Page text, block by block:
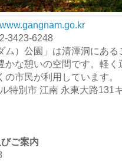
www.gangnam.go.kr
3423-6248
ム）公園」は清潭洞にあ
かな憩いの空間です。軽
の市民が利用しています。
特別市 江南 永東大路131
ご案内